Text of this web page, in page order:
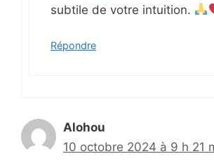
subtile de votre intuition.
Répondre
Alohou
10 octobre 2024 à 9 h 21